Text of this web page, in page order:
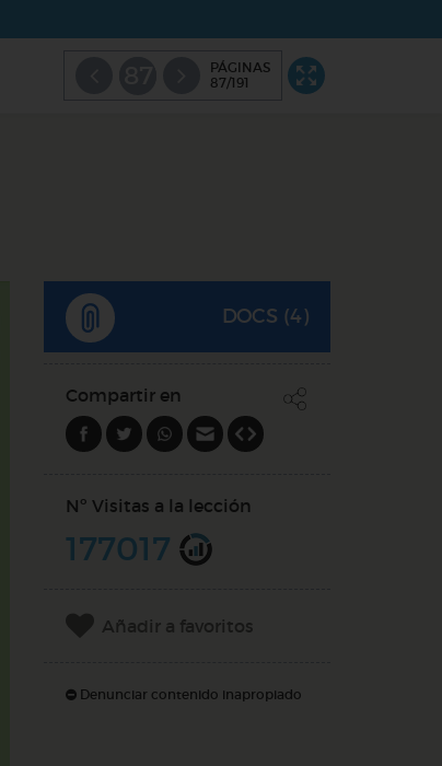
PÁGINAS
87/191
DOCS (4)
Compartir en
Nº Visitas a la lección
177017
Añadir a favoritos
Denunciar contenido inapropiado